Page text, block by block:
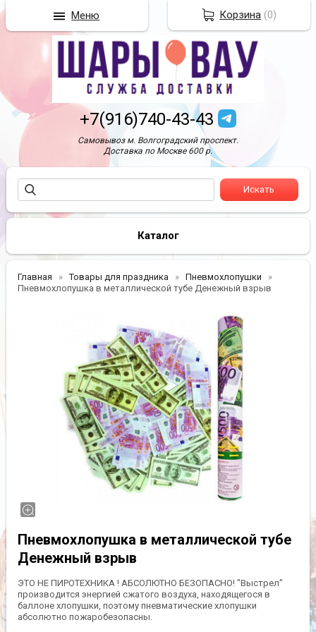
+7(916)740-43-43
Самовывоз м. Волгоградский проспект.
Доставка по Москве 600 р.
Каталог
Главная Товары для праздника
Пневмохлопушки
Пневмохлопушка в металлической тубе Денежный взрыв
Пневмохлопушка в металлической тубе
Денежный взрыв
ЭТО НЕ ПИРОТЕХНИКА ! АБСОЛЮТНО БЕЗОПАСНО! "Выстрел"
производится энергией сжатого воздуха, находящегося в
баллоне хлопушки, поэтому пневматические хлопушки
абсолютно пожаробезопасны.
Корзина (0)
Меню